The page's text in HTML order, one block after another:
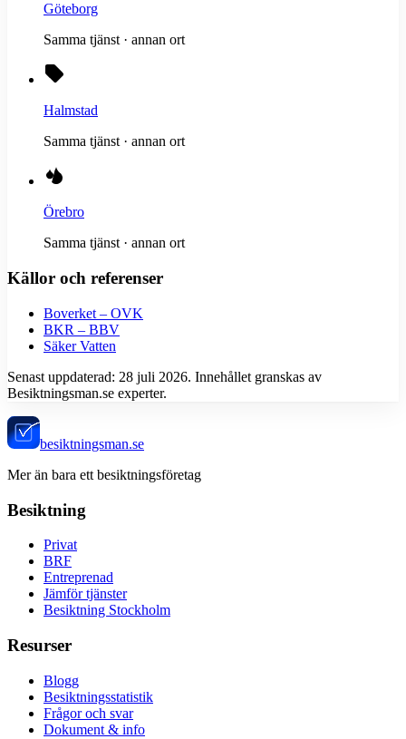
Göteborg
Samma tjänst · annan ort
Halmstad
Samma tjänst · annan ort
Örebro
Samma tjänst · annan ort
Källor och referenser
Boverket – OVK
BKR – BBV
Säker Vatten
Senast uppdaterad: 28 juli 2026. Innehållet granskas av
Besiktningsman.se experter.
besiktningsman.se
Mer än bara ett besiktningsföretag
Besiktning
Privat
BRF
Entreprenad
Jämför tjänster
Besiktning Stockholm
Resurser
Blogg
Besiktningsstatistik
Frågor och svar
Dokument & info